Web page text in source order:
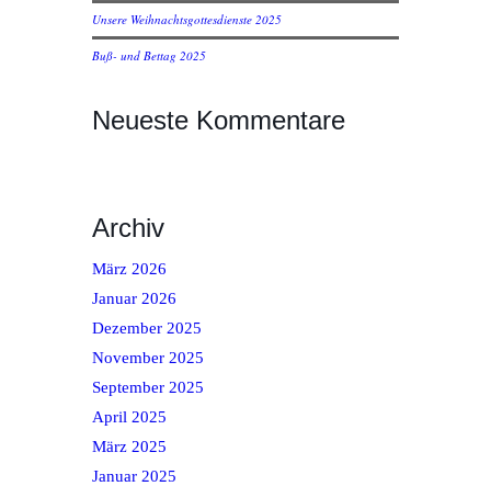
Unsere Weihnachtsgottesdienste 2025
Buß- und Bettag 2025
Neueste Kommentare
Archiv
März 2026
Januar 2026
Dezember 2025
November 2025
September 2025
April 2025
März 2025
Januar 2025